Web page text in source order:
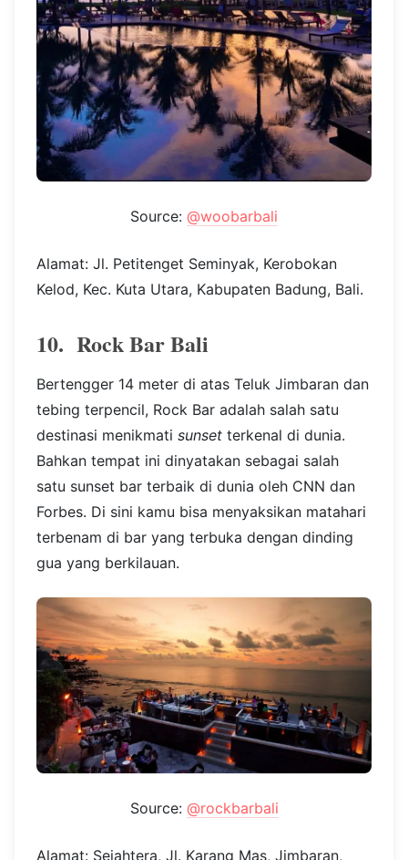
Source: @woobarbali
Alamat: Jl. Petitenget Seminyak, Kerobokan
Kelod, Kec. Kuta Utara, Kabupaten Badung, Bali.
10. Rock Bar Bali
Bertengger 14 meter di atas Teluk Jimbaran dan
tebing terpencil, Rock Bar adalah salah satu
destinasi menikmati sunset terkenal di dunia.
Bahkan tempat ini dinyatakan sebagai salah
satu sunset bar terbaik di dunia oleh CNN dan
Forbes. Di sini kamu bisa menyaksikan matahari
terbenam di bar yang terbuka dengan dinding
gua yang berkilauan.
Source: @rockbarbali
Alamat: Sejahtera, Jl. Karang Mas, Jimbaran,